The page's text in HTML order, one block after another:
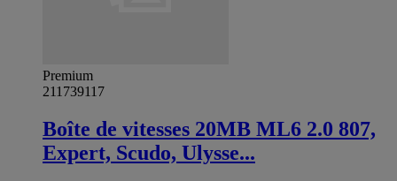
Premium
211739117
Boîte de vitesses 20MB ML6 2.0 807,
Expert, Scudo, Ulysse...